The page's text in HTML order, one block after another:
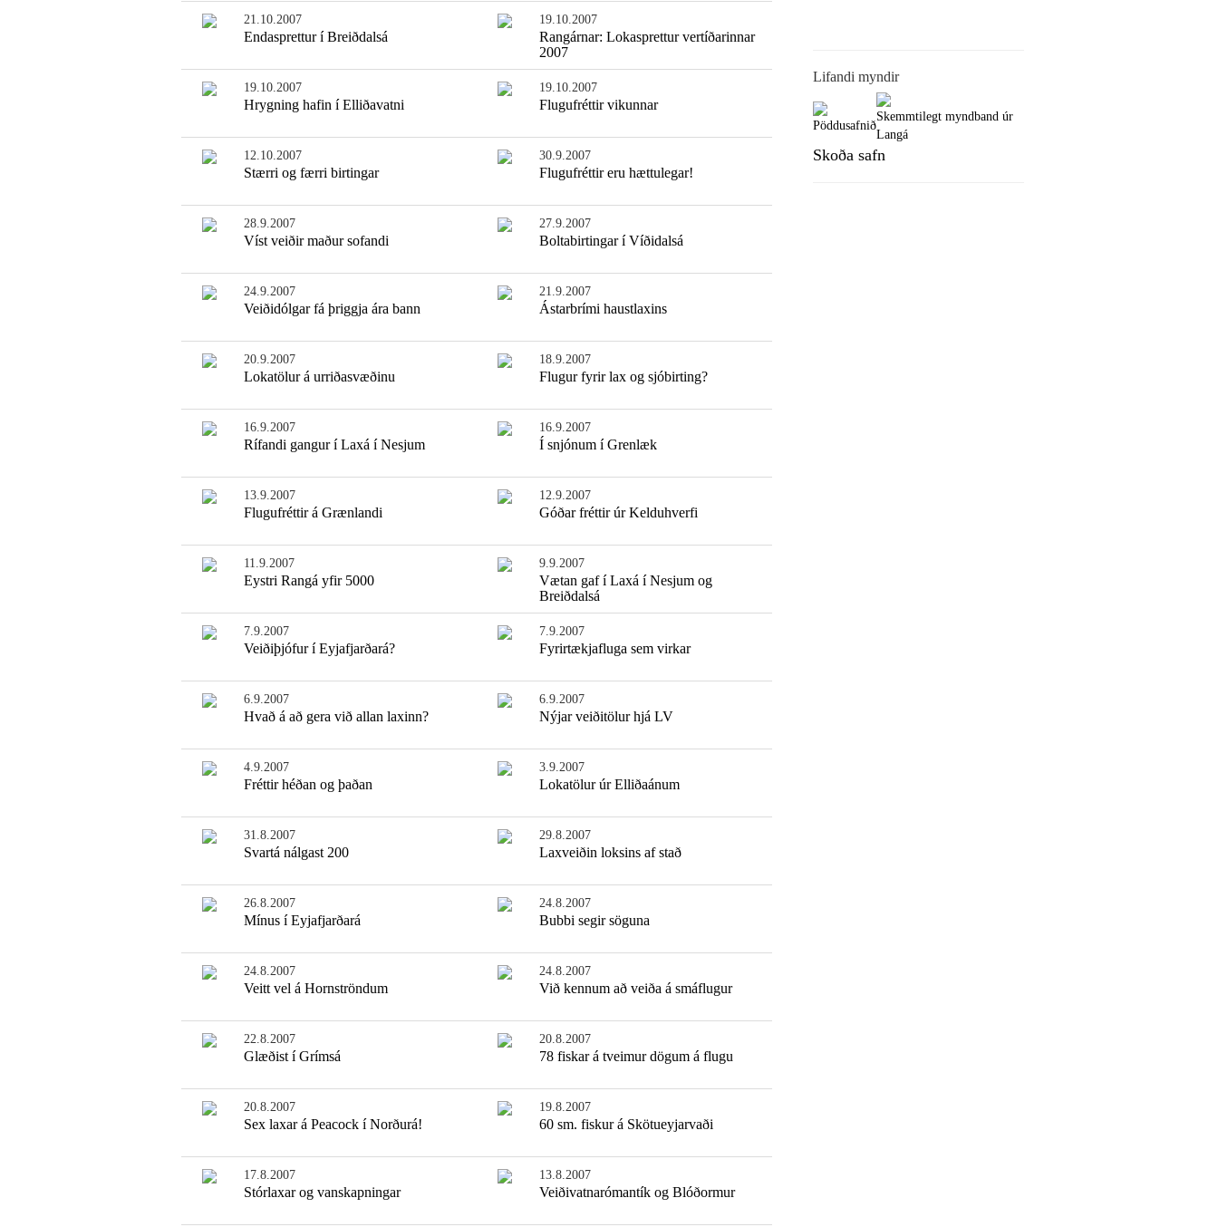
21.10.2007
Endasprettur í Breiðdalsá
19.10.2007
Rangárnar: Lokasprettur vertíðarinnar
2007
19.10.2007
Hrygning hafin í Elliðavatni
19.10.2007
Flugufréttir vikunnar
12.10.2007
Stærri og færri birtingar
30.9.2007
Flugufréttir eru hættulegar!
28.9.2007
Víst veiðir maður sofandi
27.9.2007
Boltabirtingar í Víðidalsá
24.9.2007
Veiðidólgar fá þriggja ára bann
21.9.2007
Ástarbrími haustlaxins
20.9.2007
Lokatölur á urriðasvæðinu
18.9.2007
Flugur fyrir lax og sjóbirting?
16.9.2007
Rífandi gangur í Laxá í Nesjum
16.9.2007
Í snjónum í Grenlæk
13.9.2007
Flugufréttir á Grænlandi
12.9.2007
Góðar fréttir úr Kelduhverfi
11.9.2007
Eystri Rangá yfir 5000
9.9.2007
Vætan gaf í Laxá í Nesjum og
Breiðdalsá
7.9.2007
Veiðiþjófur í Eyjafjarðará?
7.9.2007
Fyrirtækjafluga sem virkar
6.9.2007
Hvað á að gera við allan laxinn?
6.9.2007
Nýjar veiðitölur hjá LV
4.9.2007
Fréttir héðan og þaðan
3.9.2007
Lokatölur úr Elliðaánum
31.8.2007
Svartá nálgast 200
29.8.2007
Laxveiðin loksins af stað
26.8.2007
Mínus í Eyjafjarðará
24.8.2007
Bubbi segir söguna
24.8.2007
Veitt vel á Hornströndum
24.8.2007
Við kennum að veiða á smáflugur
22.8.2007
Glæðist í Grímsá
20.8.2007
78 fiskar á tveimur dögum á flugu
20.8.2007
Sex laxar á Peacock í Norðurá!
19.8.2007
60 sm. fiskur á Skötueyjarvaði
17.8.2007
Stórlaxar og vanskapningar
13.8.2007
Veiðivatnarómantík og Blóðormur
Lifandi myndir
Pöddusafnið
Skemmtilegt myndband úr
Langá
Skoða safn